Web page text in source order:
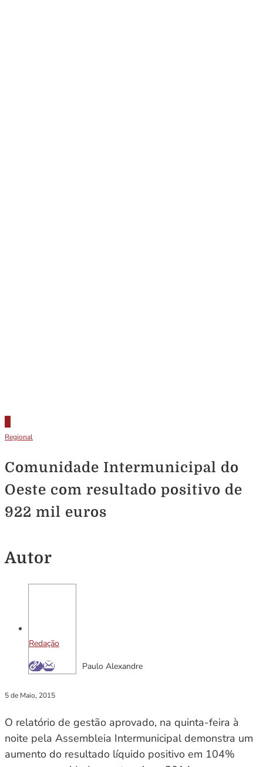
Regional
Comunidade Intermunicipal do
Oeste com resultado positivo de
922 mil euros
Autor
Redação
Paulo Alexandre
5 de Maio, 2015
O relatório de gestão aprovado, na quinta-feira à
noite pela Assembleia Intermunicipal demonstra um
aumento do resultado líquido positivo em 104%